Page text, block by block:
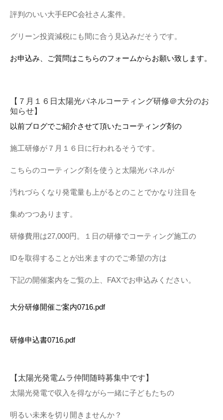
評判のいい大手EPC会社さん案件。
グリーン投資減税にも間に合う見込みだそうです。
お申込み、ご質問はこちらのフォームからお願い致します。
【７月１６日太陽光パネルコーティング研修＠大分のお
知らせ】
以前ブログでご紹介させて頂いたコーティング剤の
施工研修が７月１６日に行われるそうです。
こちらのコーティング剤を使うと太陽光パネルが
汚れづらくなり発電量も上がるとのことでかなり注目を
集めつつあります。
研修費用は27,000円。１日の研修でコーティング施工の
IDを取得することが出来ますのでご希望の方は
下記の開催案内をご覧の上、FAXでお申込みください。
大分研修開催ご案内0716.pdf
研修申込書0716.pdf
【太陽光発電ムラ仲間随時募集中です】
太陽光発電で収入を得ながら一緒に子どもたちの
明るい未来を切り開きませんか？